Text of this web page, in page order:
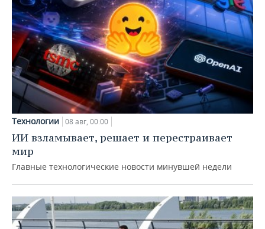
Технологии 08 авг, 00:00
ИИ взламывает, решает и перестраивает
мир
Главные технологические новости минувшей недели